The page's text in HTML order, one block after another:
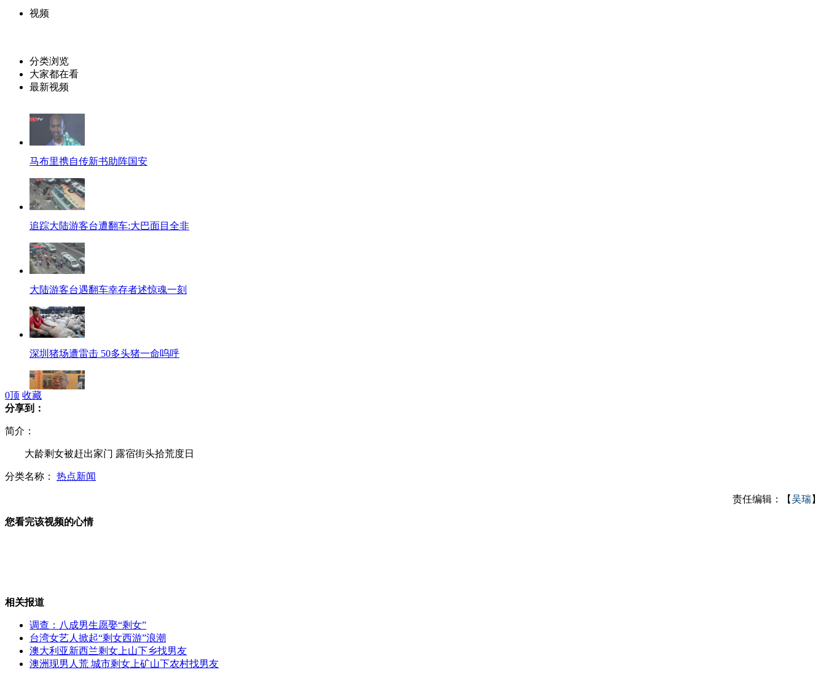
视频
分类浏览
大家都在看
最新视频
马布里携自传新书助阵国安
追踪大陆游客台遭翻车:大巴面目全非
大陆游客台遇翻车幸存者述惊魂一刻
深圳猪场遭雷击 50多头猪一命呜呼
陕西考古发现三千年前的疑似美酒
台湾美味香飘天津 特色小吃受热捧
0顶 收藏
分享到：
简介：
大龄剩女被赶出家门 露宿街头拾荒度日
分类名称： 热点新闻
责任编辑：【吴瑞】
您看完该视频的心情
相关报道
调查：八成男生愿娶“剩女”
台湾女艺人掀起“剩女西游”浪潮
澳大利亚新西兰剩女上山下乡找男友
澳洲现男人荒 城市剩女上矿山下农村找男友